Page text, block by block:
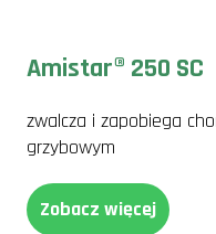
Amistar® 250 SC
zwalcza i zapobiega
grzybowym
Zobacz więcej